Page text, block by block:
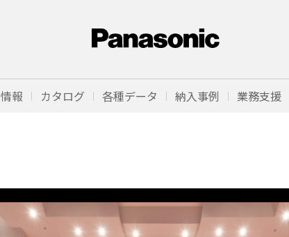
報 カタログ 各種データ 納入事例 業務支援